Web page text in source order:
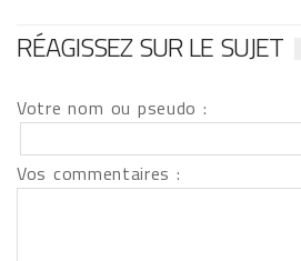
RÉAGISSEZ SUR LE SUJET
Votre nom ou pseudo :
Vos commentaires :